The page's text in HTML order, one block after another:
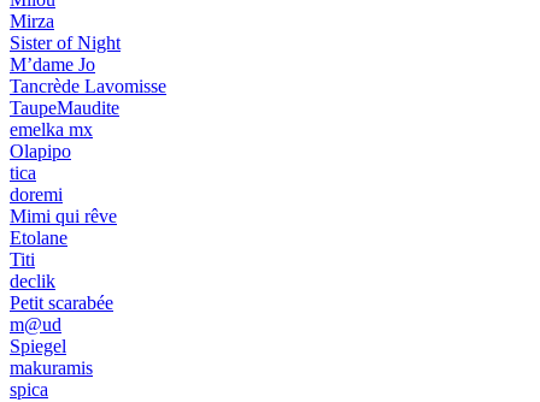
Mirza
Sister of Night
M’dame Jo
Tancrède Lavomisse
TaupeMaudite
emelka mx
Olapipo
tica
doremi
Mimi qui rêve
Etolane
Titi
declik
Petit scarabée
m@ud
Spiegel
makuramis
spica